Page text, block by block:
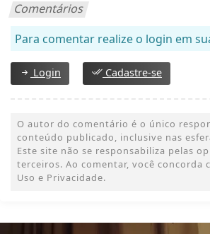
Comentários
Para comentar realize o login em
Login Cadastre-se
O autor do comentário é o único
conteúdo publicado, inclusive nas
Este site não se responsabiliza pelas
terceiros. Ao comentar, você concorda
Uso e Privacidade.